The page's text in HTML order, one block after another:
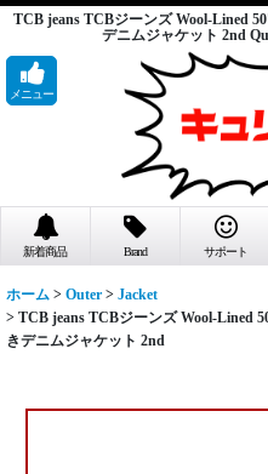
TCB jeans TCBジーンズ Wool-Lined
デニムジャケット 2nd
メニュー
新着商品 Brand サポート
ホーム > Outer > Jacket
> TCB jeans TCBジーンズ Wool-Lined
きデニムジャケット 2nd